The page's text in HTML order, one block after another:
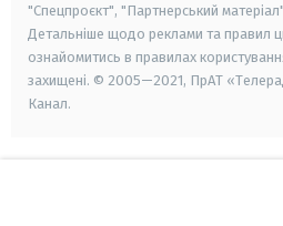
"Спецпроєкт", "Партнерський
Детальніше щодо реклами та правил
ознайомитись в правилах
захищені. © 2005—2021, ПрАТ
Канал.